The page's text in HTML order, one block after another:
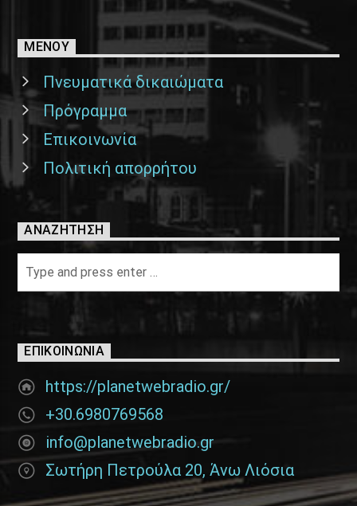
ΜΕΝΟΥ
Πνευματικά δικαιώματα
Πρόγραμμα
Επικοινωνία
Πολιτική απορρήτου
ΑΝΑΖΉΤΗΣΗ
ΕΠΙΚΟΙΝΩΝΊΑ
https://planetwebradio.gr/
+30.6980769568
info@planetwebradio.gr
Σωτήρη Πετρούλα 20, Άνω Λιόσια